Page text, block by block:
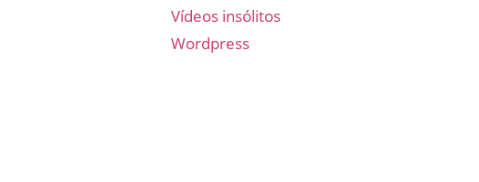
Vídeos insólitos
Wordpress